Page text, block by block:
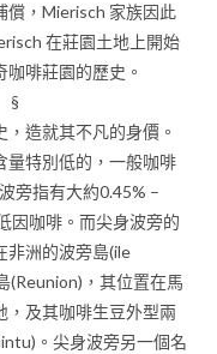
償，Mierisch 家族因此
在莊園土地上開始
啡莊園的歷史。
§
造就其不凡的身價。
量特別低的，一般咖啡
旁指有大約0.45% –
因咖啡。而尖身波旁的
非洲的波旁島(ile
(Reunion)，其位置在馬
，及其咖啡生豆外型兩
。尖身波旁另一個名